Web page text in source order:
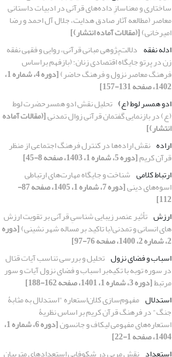
ساختاری و معناسازِ داده‌های قرآنی در ادبیات داستانی
معاصر (مطالعه آثار صادق هدایت، جلال آل احمد و رضا
امیرخانی)[(مقالات آماده انتشار)]
ادله نفقه دلالت‌پژوهی مبانی قرآنی، روایی و فقهی نفقه
زن در پرتو جایگاه اقتصادی زنان؛ (بازفهم براساس
فرهنگ معاصر نزول و فرهنگ حاضر) [دوره 4، شماره 1،
1402، صفحه 131-157]
ادو همسر لوط (ع) تحلیل نقش ادو همسرحضرت لوط
(ع) در بازنمایی گفتمان قرآنی زوال تمدنی[(مقالات آماده
انتشار)]
اراده‌ نقش اراده‌ها در کنترل فرهنگ اجتماعی از منظر
قرآن کریم[دوره 5، شماره 1، 1403، صفحه 8-45]
ارتباط کلامی شناخت و جایگاه مهارت‌های ارتباطی
اسوه‌های دینی [دوره 7، شماره 1، 1405، صفحه 87-
112]
ارزش تأثیر عنصر زیبایی شناسیِ قرآنی بر تقویت ارزش
های انسانی و تمدنی(با تاکید بر مساله شهر نشینی)[دوره
2، شماره 2، 1400، صفحه 76-97]
اسباب و فضای نزول تحلیل و بررسی تناسب آیات قتال
در سوره توبه با تکیه‌بر اسباب و فضای نزول آیات و سور
مرتبط[دوره 3، شماره 1، 1401، صفحه 162-188]
استدلال مفهوم‌سازی کلان‌استعاره "استدلال به مثابۀ
جنگ" در فرهنگ قرآن کریم بر اساس نظریۀ
استعاره‌های مفهومی لیکاف و جانسون [دوره 6، شماره 1،
1404، صفحه 1-22]
استعداد نقش مربی در شکوفایی استعدادهای متربیان